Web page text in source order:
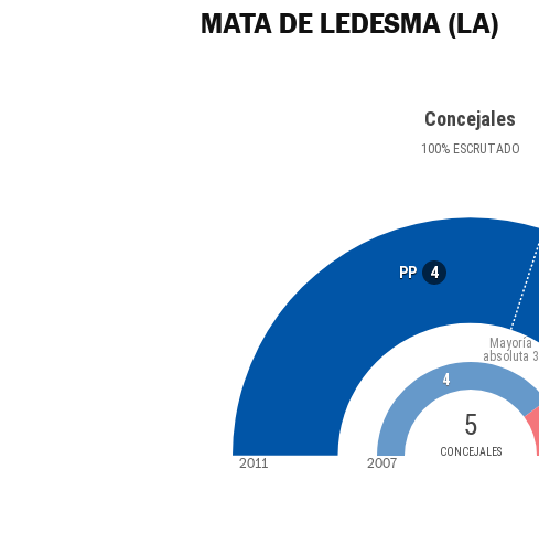
MATA DE LEDESMA (LA)
Concejales
100%ESCRUTADO
PP 4
5
CONCEJALES
Mayoría
absoluta 3
4
2011 2007